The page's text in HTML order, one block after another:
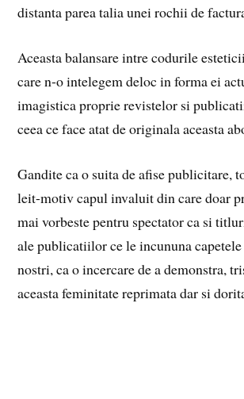
distanta parea talia unei rochii de
Aceasta balansare intre codurile
care n-o intelegem deloc in forma ei
imagistica proprie revistelor si
ceea ce face atat de originala aceasta
Gandite ca o suita de afise publicitare,
leit-motiv capul invaluit din care doar
mai vorbeste pentru spectator ca si
ale publicatiilor ce le incununa
nostri, ca o incercare de a demonstra,
aceasta feminitate reprimata dar si